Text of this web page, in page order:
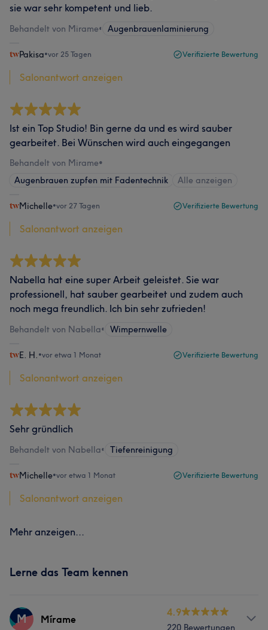
sie war sehr kompetent und lieb.
Behandelt von Mirame• Augenbrauenlaminierung
Pakisa•vor 25 Tagen Verifizierte Bewertung
Salonantwort anzeigen
Ist ein Top Studio! Bin gerne da und es wird sauber
gearbeitet. Bei Wünschen wird auch eingegangen
Behandelt von Mirame•
Augenbrauen zupfen mit Fadentechnik
Alle anzeigen
Michelle•vor 27 Tagen Verifizierte Bewertung
Salonantwort anzeigen
Nabella hat eine super Arbeit geleistet. Sie war
professionell, hat sauber gearbeitet und zudem auch
noch mega freundlich. Ich bin sehr zufrieden!
Behandelt von Nabella• Wimpernwelle
E. H. •vor etwa 1 Monat Verifizierte Bewertung
Salonantwort anzeigen
Sehr gründlich
Behandelt von Nabella• Tiefenreinigung
Michelle•vor etwa 1 Monat Verifizierte Bewertung
Salonantwort anzeigen
Mehr anzeigen...
Lerne das Team kennen
M Mírame
4.9
220 Bewertungen